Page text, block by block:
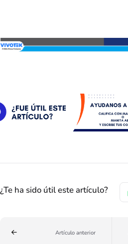
¿Te ha sido útil este artículo?
Artículo anterior